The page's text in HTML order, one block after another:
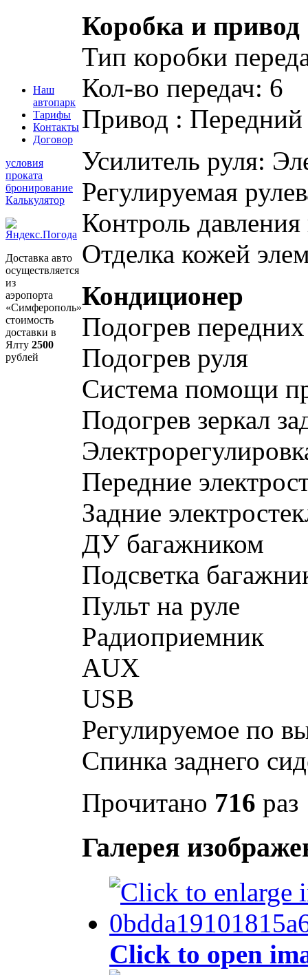
Наш
автопарк
Тарифы
Контакты
Договор
условия
проката
бронирование
Калькулятор
Доставка авто
осуществляется
из
аэропорта
«Симферополь»
стоимость
доставки в
Ялту 2500
рублей
Коробка и привод
Тип коробки
Кол-во передач: 6
Привод : Передний
Усилитель руля:
Регулируемая
Контроль
Отделка кожей
Кондиционер
Подогрев
Подогрев руля
Система помощи
Подогрев зеркал
Передние
Задние
ДУ багажником
Подсветка
Пульт на руле
Радиоприемник
AUX
USB
Регулируемое по
Спинка заднего
Прочитано 716 раз
Галерея
Click to open